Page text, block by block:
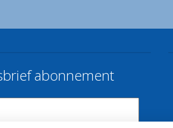
abonnement